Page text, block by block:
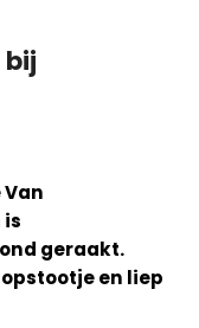
bij
geraakt.
en liep